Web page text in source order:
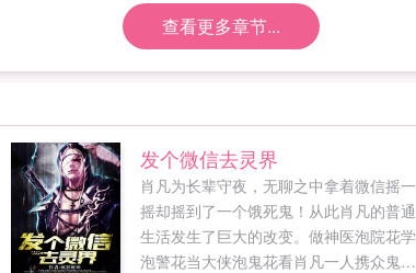
查看更多章节...
发个微信去灵界
肖凡为长辈守夜，无聊之中拿着微信摇一
摇却摇到了一个饿死鬼！从此肖凡的普通
生活发生了巨大的改变。做神医泡院花学
泡警花当大侠泡鬼花看肖凡一人携众鬼闯